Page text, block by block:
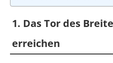
1. Das Tor des
erreichen